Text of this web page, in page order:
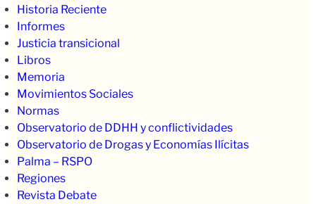
Historia Reciente
Informes
Justicia transicional
Libros
Memoria
Movimientos Sociales
Normas
Observatorio de DDHH y conflictividades
Observatorio de Drogas y Economías Ilícitas
Palma – RSPO
Regiones
Revista Debate